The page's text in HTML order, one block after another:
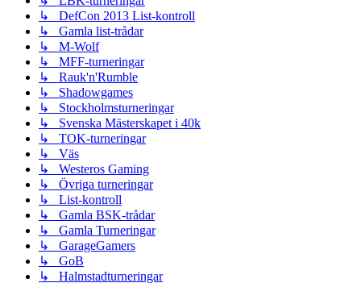
↳ DefCon 2013 List-kontroll
↳ Gamla list-trådar
↳ M-Wolf
↳ MFF-turneringar
↳ Rauk'n'Rumble
↳ Shadowgames
↳ Stockholmsturneringar
↳ Svenska Mästerskapet i 40k
↳ TOK-turneringar
↳ Väs
↳ Westeros Gaming
↳ Övriga turneringar
↳ List-kontroll
↳ Gamla BSK-trådar
↳ Gamla Turneringar
↳ GarageGamers
↳ GoB
↳ Halmstadturneringar